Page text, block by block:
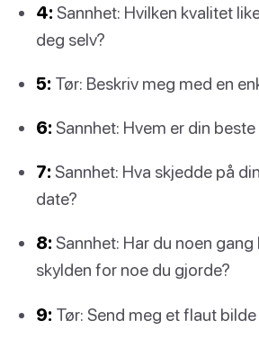
4: Sannhet: Hvilken kvalitet
deg selv?
5: Tør: Beskriv meg med en
6: Sannhet: Hvem er din beste
7: Sannhet: Hva skjedde på
date?
8: Sannhet: Har du noen
skylden for noe du gjorde?
9: Tør: Send meg et flaut bilde